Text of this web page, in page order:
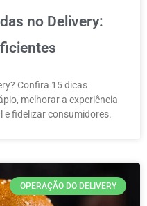
no Delivery:
Confira 15 dicas
melhorar a experiência
e fidelizar consumidores.
OPERAÇÃO DO DELIVERY